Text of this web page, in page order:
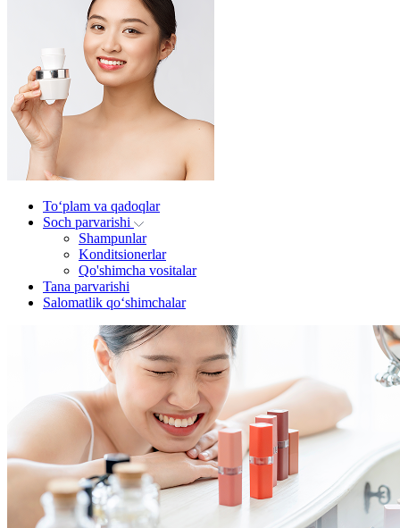
To‘plam va qadoqlar
Soch parvarishi
Shampunlar
Konditsionerlar
Qo'shimcha vositalar
Tana parvarishi
Salomatlik qo‘shimchalar